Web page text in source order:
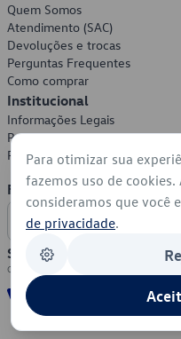
Quem Somos
Atendimento (SAC)
Devoluções e trocas
Perguntas Frequentes
Como comprar
Institucional
Informações Legais
Política de Privacidade
Política de Cookies
Formas de Pagamento
Segurança
Para otimizar sua
fazemos uso de
consideramos que você
de privacidade.